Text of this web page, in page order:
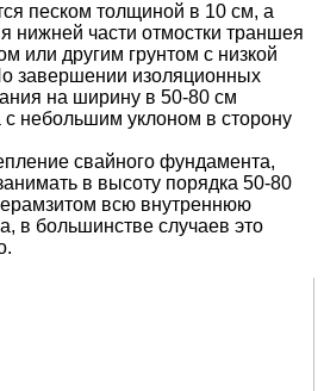
песком толщиной в 10 см, а
нижней части отмостки траншея
или другим грунтом с низкой
завершении изоляционных
на ширину в 50-80 см
с небольшим уклоном в сторону
свайного фундамента,
в высоту порядка 50-80
всю внутреннюю
в большинстве случаев это